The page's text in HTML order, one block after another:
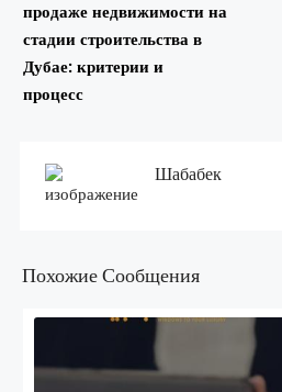
продаже недвижимости на
стадии строительства в
Дубае: критерии и
процесс
Шабабек
Похожие Сообщения